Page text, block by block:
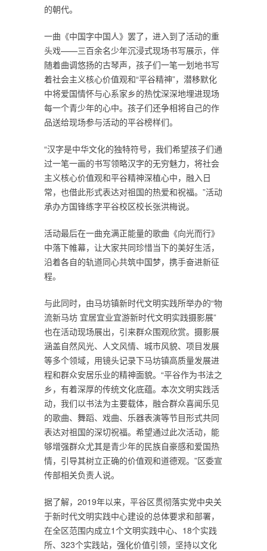
的朝代。
一曲《中国字中国人》罢了，进入到了活动的重
头戏——三百余名少年沉浸式现场书写展示，伴
随着曲调悠扬的古琴声，孩子们一笔一划地书写
着社会主义核心价值观和“平谷精神”，潜移默化
中将爱国情怀与心系家乡的热忱深深地埋进现场
每一个青少年的心中。孩子们还争相将自己的作
品送给现场参与活动的平谷榜样们。
“汉字是中华文化的独特符号，我们希望孩子们通
过一笔一画的书写领略汉字的无穷魅力，将社会
主义核心价值观和平谷精神深植心中，融入日
常，也借此形式表达对祖国的热爱和祝福。”活动
承办方国锋练字平谷校区校长张洪梅说。
活动最后在一曲充满正能量的歌曲《向光而行》
中落下帷幕，让大家共同珍惜当下的美好生活，
沿着各自的轨道同心共筑中国梦，携手奋进新征
程。
与此同时，由马坊镇新时代文明实践所举办的“物
流新马坊 宜居宜业宜游新时代文明实践摄影展”
也在活动现场展出，引来群众围观欣赏。摄影展
涵盖自然风光、人文风情、城市风貌、项目发展
等多个领域，用镜头记录下马坊镇高质量发展进
程和群众安居乐业的精神面貌。“平谷作为书法之
乡，有着深厚的传统文化底蕴。本次文明实践活
动，我们以书法为主要载体，融合群众喜闻乐见
的歌曲、舞蹈、戏曲、乐器表演等节目形式共同
表达对祖国的深切祝福。希望通过此次活动，能
够增强群众尤其是青少年的民族自豪感和爱国热
情，引导其树立正确的价值观和道德观。”区委宣
传部相关负责人说。
据了解，2019年以来，平谷区贯彻落实党中央关
于新时代文明实践中心建设的总体要求和部署，
在全区范围内成立1个文明实践中心、18个实践
所、323个实践站，强化价值引领，坚持以文化